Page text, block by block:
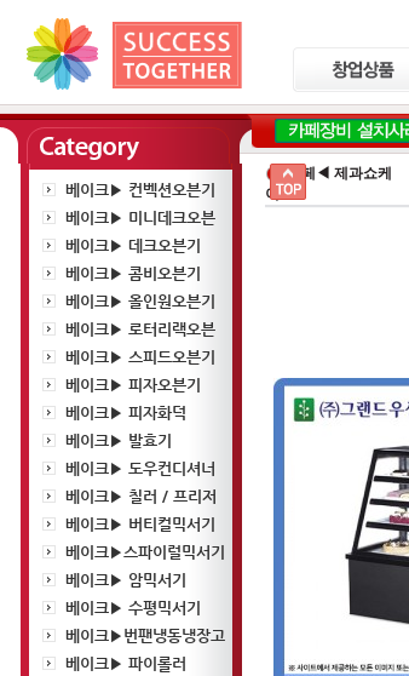
베이크▶ 컨벡션오븐기
베이크▶ 미니데크오븐
베이크▶ 데크오븐기
베이크▶ 콤비오븐기
베이크▶ 올인원오븐기
베이크▶ 로터리랙오븐
베이크▶ 스피드오븐기
베이크▶ 피자오븐기
베이크▶ 피자화덕
베이크▶ 발효기
베이크▶ 도우컨디셔너
베이크▶ 칠러 / 프리저
베이크▶ 버티컬믹서기
베이크▶스파이럴믹서기
베이크▶ 암믹서기
베이크▶ 수평믹서기
베이크▶번팬냉동냉장고
베이크▶ 파이롤러
카페◀ 제과쇼케
이스